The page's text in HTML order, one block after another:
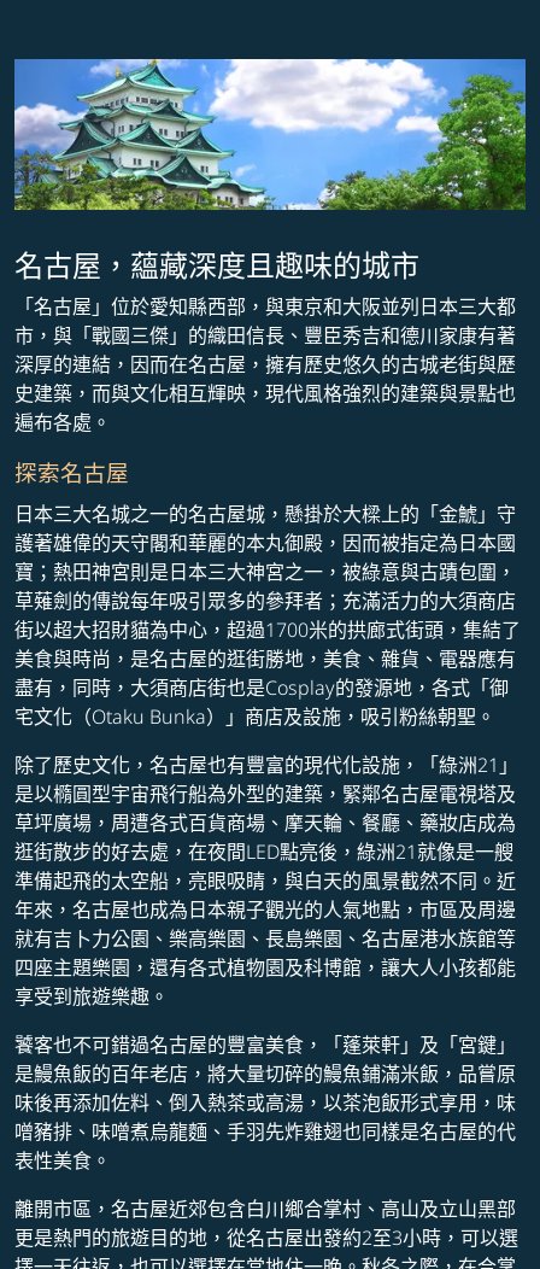
名古屋，蘊藏深度且趣味的城市
「名古屋」位於愛知縣西部，與東京和大阪並列日本三大都
市，與「戰國三傑」的織田信長、豐臣秀吉和德川家康有著
深厚的連結，因而在名古屋，擁有歷史悠久的古城老街與歷
史建築，而與文化相互輝映，現代風格強烈的建築與景點也
遍布各處。
探索名古屋
日本三大名城之一的名古屋城，懸掛於大樑上的「金鯱」守
護著雄偉的天守閣和華麗的本丸御殿，因而被指定為日本國
寶；熱田神宮則是日本三大神宮之一，被綠意與古蹟包圍，
草薙劍的傳說每年吸引眾多的參拜者；充滿活力的大須商店
街以超大招財貓為中心，超過1700米的拱廊式街頭，集結了
美食與時尚，是名古屋的逛街勝地，美食、雜貨、電器應有
盡有，同時，大須商店街也是Cosplay的發源地，各式「御
宅文化（Otaku Bunka）」商店及設施，吸引粉絲朝聖。
除了歷史文化，名古屋也有豐富的現代化設施，「綠洲21」
是以橢圓型宇宙飛行船為外型的建築，緊鄰名古屋電視塔及
草坪廣場，周遭各式百貨商場、摩天輪、餐廳、藥妝店成為
逛街散步的好去處，在夜間LED點亮後，綠洲21就像是一艘
準備起飛的太空船，亮眼吸睛，與白天的風景截然不同。近
年來，名古屋也成為日本親子觀光的人氣地點，市區及周邊
就有吉卜力公園、樂高樂園、長島樂園、名古屋港水族館等
四座主題樂園，還有各式植物園及科博館，讓大人小孩都能
享受到旅遊樂趣。
饕客也不可錯過名古屋的豐富美食，「蓬萊軒」及「宮鍵」
是鰻魚飯的百年老店，將大量切碎的鰻魚鋪滿米飯，品嘗原
味後再添加佐料、倒入熱茶或高湯，以茶泡飯形式享用，味
噌豬排、味噌煮烏龍麵、手羽先炸雞翅也同樣是名古屋的代
表性美食。
離開市區，名古屋近郊包含白川鄉合掌村、高山及立山黑部
更是熱門的旅遊目的地，從名古屋出發約2至3小時，可以選